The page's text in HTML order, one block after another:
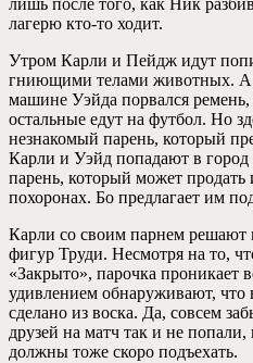
лишь после того, как Ник
лагерю кто-то ходит.
Утром Карли и Пейдж идут
гниющими телами животных. А
машине Уэйда порвался ремень,
остальные едут на футбол. Но
незнакомый парень, который
Карли и Уэйд попадают в город
парень, который может
похоронах. Бо предлагает им
Карли со своим парнем решают
фигур Труди. Несмотря на то,
«Закрыто», парочка проникает
удивлением обнаруживают, что
сделано из воска. Да, совсем
друзей на матч так и не
должны тоже скоро подъехать.